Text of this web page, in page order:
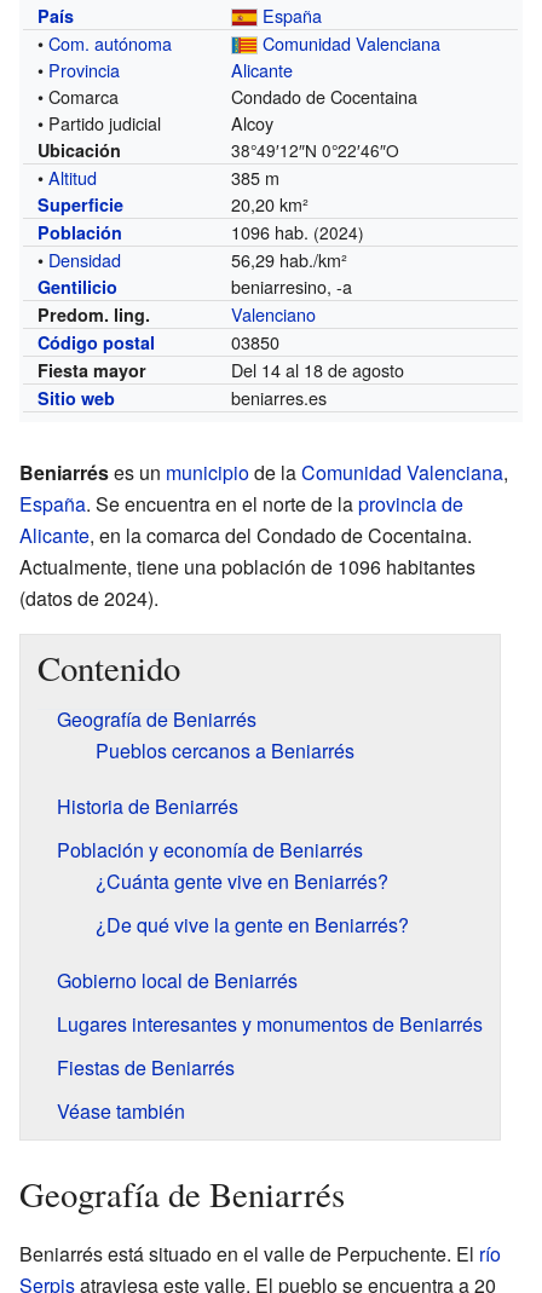
País
España
•Com. autónoma
Comunidad Valenciana
• Provincia
Alicante
• Comarca
Condado de Cocentaina
• Partido judicial
Alcoy
Ubicación 38°49′12″N 0°22′46″O
•Altitud 385 m
Superficie 20,20 km²
Población 1096 hab. (2024)
• Densidad 56,29 hab./km²
Gentilicio beniarresino, -a
Predom. ling. Valenciano
Código postal 03850
Fiesta mayor Del 14 al 18 de agosto
Sitio web beniarres.es
Beniarréses un municipiode laComunidad Valenciana,
España. Se encuentra en el norte de laprovincia de
Alicante, en la comarca del Condado de Cocentaina.
Actualmente, tiene una población de 1096 habitantes
(datos de 2024).
Contenido
Geografía de Beniarrés
Pueblos cercanos a Beniarrés
Historia de Beniarrés
Población y economía de Beniarrés
¿Cuánta gente vive en Beniarrés?
¿De qué vive la gente en Beniarrés?
Gobierno local de Beniarrés
Lugares interesantes y monumentos de Beniarrés
Fiestas de Beniarrés
Véase también
Geografía de Beniarrés
Beniarrés está situado en el valle de Perpuchente. El río
Serpisatraviesa este valle. El pueblo se encuentra a 20